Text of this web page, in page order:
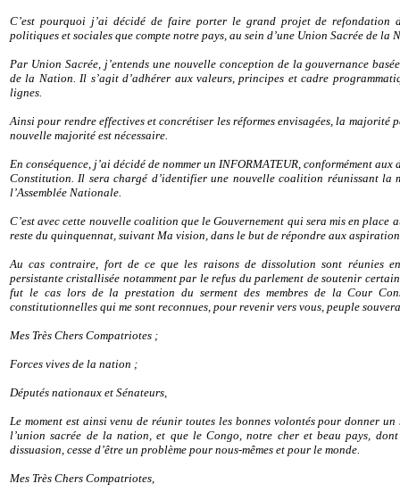
C’est pourquoi j’ai décidé de faire porter le grand projet de refondation
politiques et sociales que compte notre pays, au sein d’une Union Sacrée de la
Par Union Sacrée, j’entends une nouvelle conception de la gouvernance
de la Nation. Il s’agit d’adhérer aux valeurs, principes et cadre
lignes.
Ainsi pour rendre effectives et concrétiser les réformes envisagées, la majorité
nouvelle majorité est nécessaire.
En conséquence, j’ai décidé de nommer un INFORMATEUR, conformément
Constitution. Il sera chargé d’identifier une nouvelle coalition réunissant la
l’Assemblée Nationale.
C’est avec cette nouvelle coalition que le Gouvernement qui sera mis en
reste du quinquennat, suivant Ma vision, dans le but de répondre aux
Au cas contraire, fort de ce que les raisons de dissolution sont réunies
persistante cristallisée notamment par le refus du parlement de soutenir
fut le cas lors de la prestation du serment des membres de la Cour
constitutionnelles qui me sont reconnues, pour revenir vers vous, peuple
Mes Très Chers Compatriotes ;
Forces vives de la nation ;
Députés nationaux et Sénateurs,
Le moment est ainsi venu de réunir toutes les bonnes volontés pour donner
l’union sacrée de la nation, et que le Congo, notre cher et beau pays,
dissuasion, cesse d’être un problème pour nous-mêmes et pour le monde.
Mes Très Chers Compatriotes,